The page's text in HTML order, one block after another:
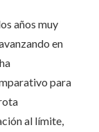
años muy
en
para
al límite,